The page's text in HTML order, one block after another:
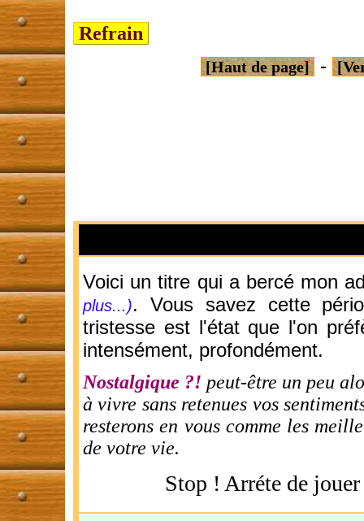
Refrain
[Haut de page] -
Voici un titre qui a bercé mon
plus...). Vous savez cette
tristesse est l'état que l'on
intensément, profondément.
Nostalgique ?! peut-être un peu
à vivre sans retenues vos
resterons en vous comme les
de votre vie.
Stop ! Arréte de jouer